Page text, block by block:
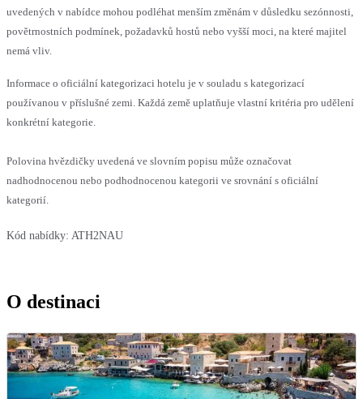
uvedených v nabídce mohou podléhat menším změnám v důsledku sezónnosti,
povětrnostních podmínek, požadavků hostů nebo vyšší moci, na které majitel
nemá vliv.
Informace o oficiální kategorizaci hotelu je v souladu s kategorizací
používanou v příslušné zemi. Každá země uplatňuje vlastní kritéria pro udělení
konkrétní kategorie.
Polovina hvězdičky uvedená ve slovním popisu může označovat
nadhodnocenou nebo podhodnocenou kategorii ve srovnání s oficiální
kategorií.
Kód nabídky: ATH2NAU
O destinaci